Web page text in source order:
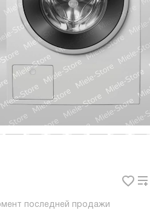
последней продажи